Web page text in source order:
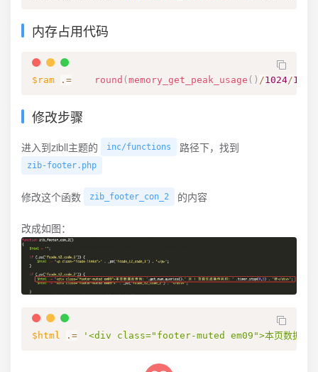
内存占用代码
$ram .= round ( memory_get_peak_usage ( ) /1024/1024
修改步骤
进入到zibll主题的 inc/functions 路径下，找到
zib-footer.php
修改这个函数 zib_footer_con_2 的内容
改成如图：
$html .= '<div class="footer-muted em09">本页数据库